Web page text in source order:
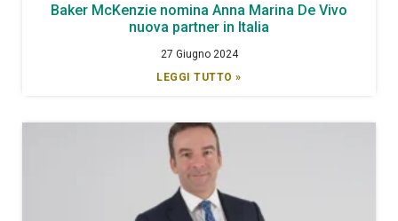
Baker McKenzie nomina Anna Marina De Vivo
nuova partner in Italia
27 Giugno 2024
LEGGI TUTTO »